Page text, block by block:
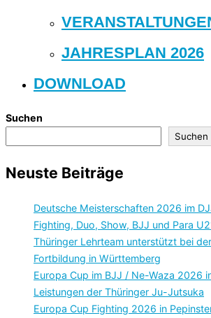
JAHRESPLAN 2026
DOWNLOAD
Suchen
Suchen
Neuste Beiträge
Deutsche Meisterschaften 2026 im
Fighting, Duo, Show, BJJ und Para
Thüringer Lehrteam unterstützt bei
Fortbildung in Württemberg
Europa Cup im BJJ / Ne-Waza 2026
Leistungen der Thüringer Ju-Jutsuka
Europa Cup Fighting 2026 in